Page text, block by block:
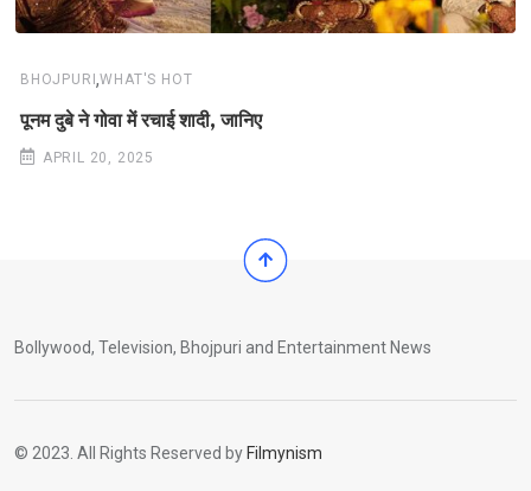
BHOJPURI,WHAT'S HOT
पूनम दुबे ने गोवा में रचाई शादी, जानिए
APRIL 20, 2025
Bollywood, Television, Bhojpuri and Entertainment News
© 2023. All Rights Reserved byFilmynism